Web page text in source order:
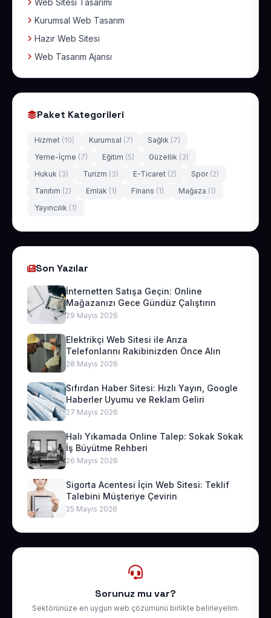
Web Sitesi Tasarımı
Kurumsal Web Tasarım
Hazır Web Sitesi
Web Tasarım Ajansı
Paket Kategorileri
Hizmet (10) Kurumsal (7) Sağlık (7)
Yeme-İçme (7) Eğitim (5) Güzellik (3)
Hukuk (3) Turizm (3) E-Ticaret (2) Spor (2)
Tanıtım (2) Emlak (1) Finans (1) Mağaza (1)
Yayıncılık (1)
Son Yazılar
İnternetten Satışa Geçin: Online
Mağazanızı Gece Gündüz Çalıştırın
29 Mayıs 2026
Elektrikçi Web Sitesi ile Arıza
Telefonlarını Rakibinizden Önce Alın
28 Mayıs 2026
Sıfırdan Haber Sitesi: Hızlı Yayın, Google
Haberler Uyumu ve Reklam Geliri
27 Mayıs 2026
Halı Yıkamada Online Talep: Sokak Sokak
İş Büyütme Rehberi
26 Mayıs 2026
Sigorta Acentesi İçin Web Sitesi: Teklif
Talebini Müşteriye Çevirin
25 Mayıs 2026
Sorunuz mu var?
Sektörünüze en uygun web çözümünü birlikte belirleyelim.